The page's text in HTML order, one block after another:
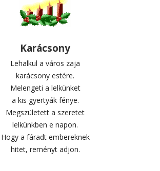
Karácsony
Lehalkul a város zaja
karácsony estére.
Melengeti a lelkünket
a kis gyertyák fénye.
Megszületett a szeretet
lelkünkben e napon.
Hogy a fáradt embereknek
hitet, reményt adjon.